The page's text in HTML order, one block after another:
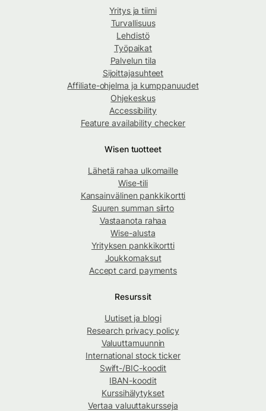
Yritys ja tiimi
Turvallisuus
Lehdistö
Työpaikat
Palvelun tila
Sijoittajasuhteet
Affiliate-ohjelma ja kumppanuudet
Ohjekeskus
Accessibility
Feature availability checker
Wisen tuotteet
Lähetä rahaa ulkomaille
Wise-tili
Kansainvälinen pankkikortti
Suuren summan siirto
Vastaanota rahaa
Wise-alusta
Yrityksen pankkikortti
Joukkomaksut
Accept card payments
Resurssit
Uutiset ja blogi
Research privacy policy
Valuuttamuunnin
International stock ticker
Swift-/BIC-koodit
IBAN-koodit
Kurssihälytykset
Vertaa valuuttakursseja